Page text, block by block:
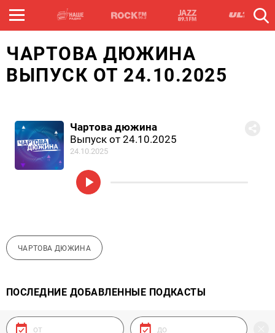
ЧАРТОВА ДЮЖИНА
ВЫПУСК ОТ 24.10.2025
Чартова дюжина
Выпуск от 24.10.2025
24.10.2025
ЧАРТОВА ДЮЖИНА
ПОСЛЕДНИЕ ДОБАВЛЕННЫЕ ПОДКАСТЫ